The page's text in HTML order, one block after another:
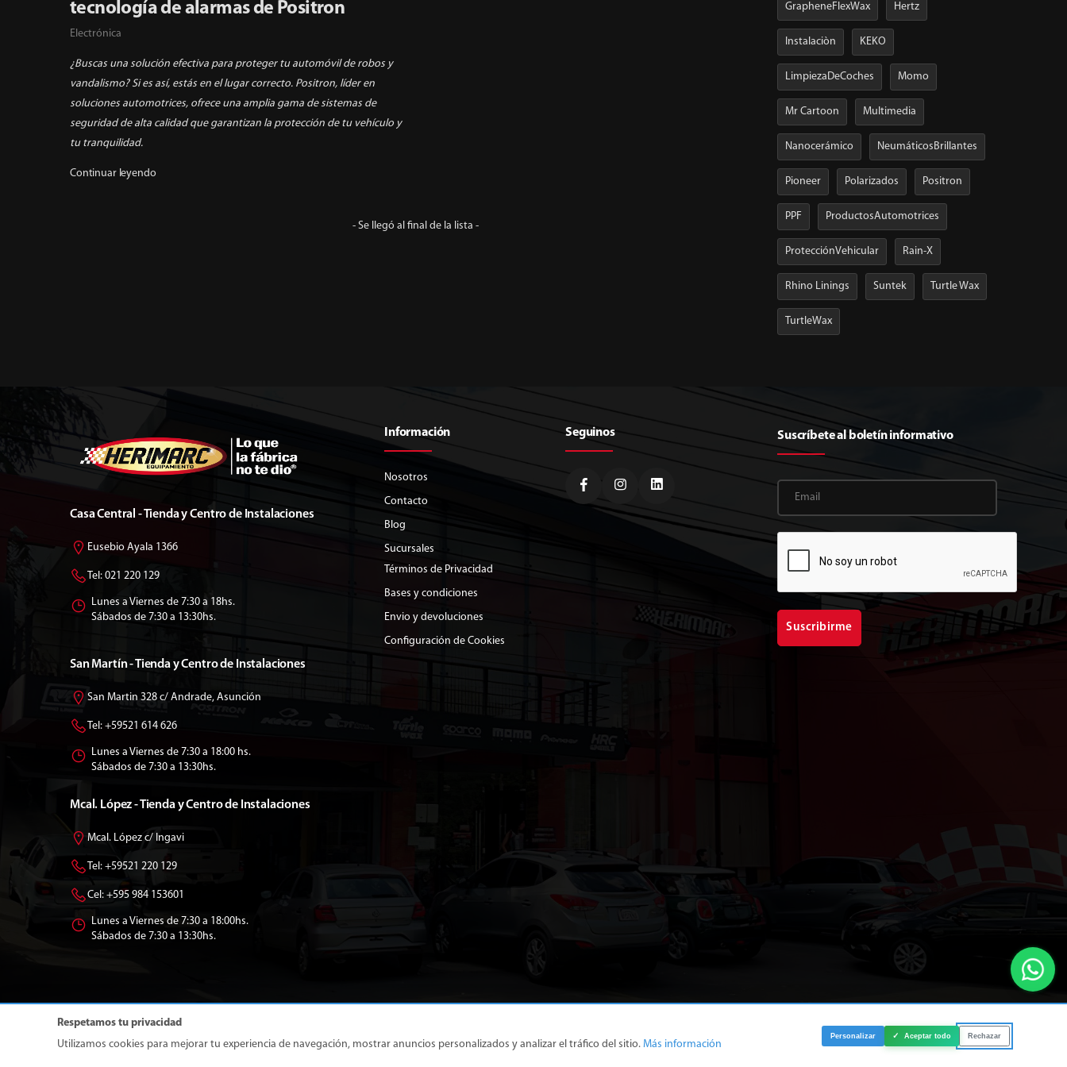
tecnología de alarmas de Positron
Electrónica
¿Buscas una solución efectiva para proteger tu automóvil de robos y
vandalismo? Si es así, estás en el lugar correcto. Positron, líder en
soluciones automotrices, ofrece una amplia gama de sistemas de
seguridad de alta calidad que garantizan la protección de tu vehículo y
tu tranquilidad.
Continuar leyendo
- Se llegó al final de la lista -
GrapheneFlexWax Hertz
Instalaciòn KEKO
LimpiezaDeCoches Momo
Mr Cartoon Multimedia
Nanocerámico NeumáticosBrillantes
Pioneer Polarizados Positron
PPF ProductosAutomotrices
ProtecciónVehicular Rain-X
Rhino Linings Suntek Turtle Wax
TurtleWax
Casa Central - Tienda y Centro de Instalaciones
Eusebio Ayala 1366
Tel: 021 220 129
Lunes a Viernes de 7:30 a 18hs.
Sábados de 7:30 a 13:30hs.
San Martín - Tienda y Centro de Instalaciones
San Martin 328 c/ Andrade, Asunción
Tel: +59521 614 626
Lunes a Viernes de 7:30 a 18:00 hs.
Sábados de 7:30 a 13:30hs.
Mcal. López - Tienda y Centro de Instalaciones
Mcal. López c/ Ingavi
Tel: +59521 220 129
Cel: +595 984 153601
Lunes a Viernes de 7:30 a 18:00hs.
Sábados de 7:30 a 13:30hs.
Información
Nosotros
Contacto
Blog
Sucursales
Términos de Privacidad
Bases y condiciones
Envio y devoluciones
Configuración de Cookies
Seguinos Suscríbete al boletín informativo
Suscribirme
Respetamos tu privacidad
Utilizamos cookies para mejorar tu experiencia de navegación, mostrar anuncios personalizados y analizar el tráfico del sitio. Más información
Personalizar ✓ Aceptar todo Rechazar